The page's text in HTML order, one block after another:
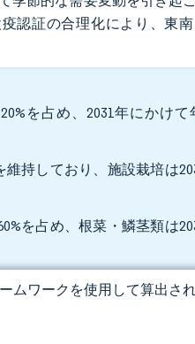
認証の合理化により、東
を占め、2031年にかけ
持しており、施設栽培は
を占め、根菜・鱗茎類は
ムワークを使用して算出さ